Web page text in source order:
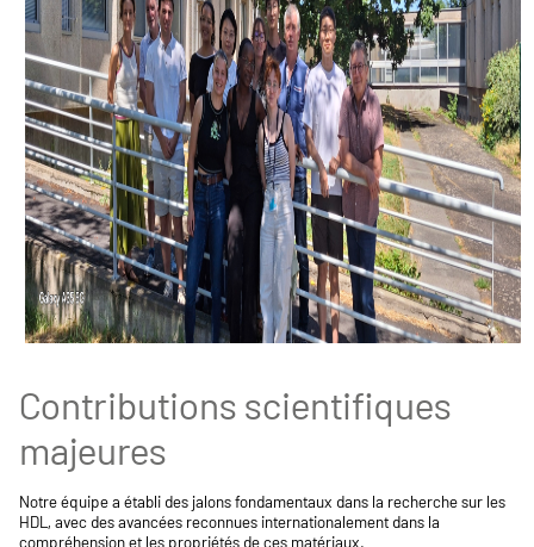
Contributions scientifiques
majeures
Notre équipe a établi des jalons fondamentaux dans la recherche sur les
HDL, avec des avancées reconnues internationalement dans la
compréhension et les propriétés de ces matériaux.